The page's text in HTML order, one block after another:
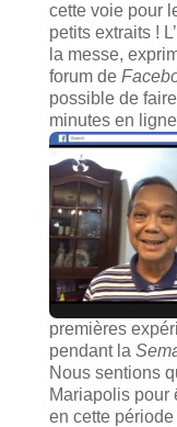
cette voie pour
petits extraits !
la messe,
forum de
possible de
minutes en
premières
pendant la
Nous sentions
Mariapolis pour
en cette